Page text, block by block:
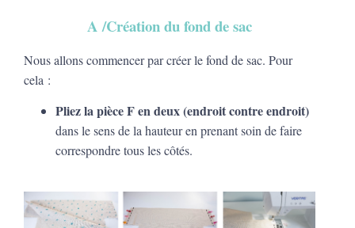
A /Création du fond de sac
Nous allons commencer par créer le fond de sac. Pour
cela :
Pliez la pièce F en deux (endroit contre endroit)
dans le sens de la hauteur en prenant soin de faire
correspondre tous les côtés.